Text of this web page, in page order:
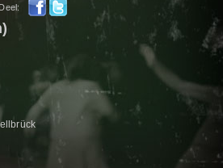
Deel: